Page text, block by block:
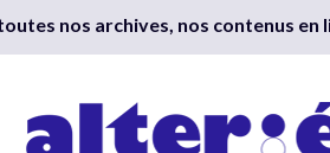
nos archives, nos contenus en